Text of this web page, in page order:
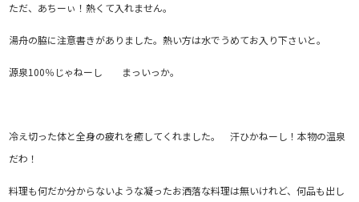
ただ、あちーぃ！熱くて入れません。
湯舟の脇に注意書きがありました。熱い方は水でうめてお入り下さいと。
源泉100％じゃねーし まっいっか。
冷え切った体と全身の疲れを癒してくれました。 汗ひかねーし！本物の温泉
だわ！
料理も何だか分からないような凝ったお洒落な料理は無いけれど、何品も出し